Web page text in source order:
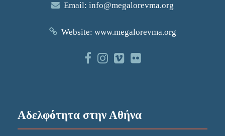
Email: info@megalorevma.org
Website: www.megalorevma.org
Αδελφότητα στην Αθήνα